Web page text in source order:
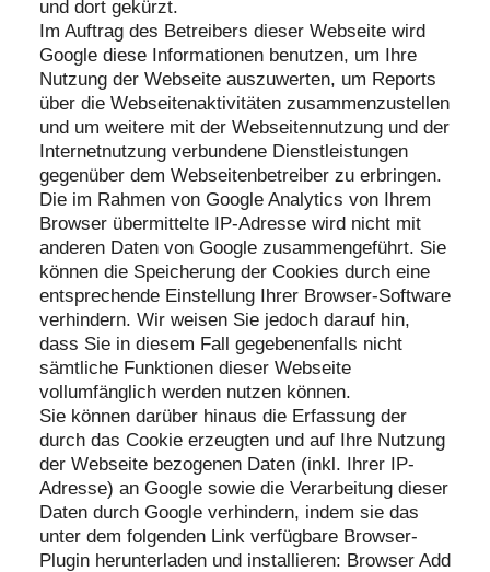
und dort gekürzt.
Im Auftrag des Betreibers dieser Webseite wird
Google diese Informationen benutzen, um Ihre
Nutzung der Webseite auszuwerten, um Reports
über die Webseitenaktivitäten zusammenzustellen
und um weitere mit der Webseitennutzung und der
Internetnutzung verbundene Dienstleistungen
gegenüber dem Webseitenbetreiber zu erbringen.
Die im Rahmen von Google Analytics von Ihrem
Browser übermittelte IP-Adresse wird nicht mit
anderen Daten von Google zusammengeführt. Sie
können die Speicherung der Cookies durch eine
entsprechende Einstellung Ihrer Browser-Software
verhindern. Wir weisen Sie jedoch darauf hin,
dass Sie in diesem Fall gegebenenfalls nicht
sämtliche Funktionen dieser Webseite
vollumfänglich werden nutzen können.
Sie können darüber hinaus die Erfassung der
durch das Cookie erzeugten und auf Ihre Nutzung
der Webseite bezogenen Daten (inkl. Ihrer IP-
Adresse) an Google sowie die Verarbeitung dieser
Daten durch Google verhindern, indem sie das
unter dem folgenden Link verfügbare Browser-
Plugin herunterladen und installieren: Browser Add